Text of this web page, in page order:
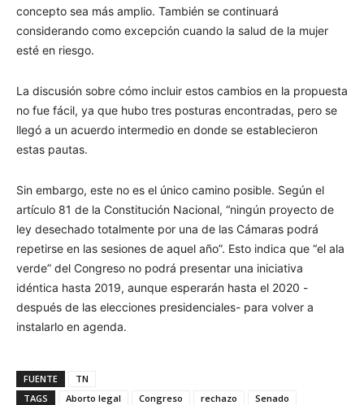
concepto sea más amplio. También se continuará
considerando como excepción cuando la salud de la mujer
esté en riesgo.
La discusión sobre cómo incluir estos cambios en la propuesta
no fue fácil, ya que hubo tres posturas encontradas, pero se
llegó a un acuerdo intermedio en donde se establecieron
estas pautas.
Sin embargo, este no es el único camino posible. Según el
artículo 81 de la Constitución Nacional, “ningún proyecto de
ley desechado totalmente por una de las Cámaras podrá
repetirse en las sesiones de aquel año”. Esto indica que “el ala
verde” del Congreso no podrá presentar una iniciativa
idéntica hasta 2019, aunque esperarán hasta el 2020 -
después de las elecciones presidenciales- para volver a
instalarlo en agenda.
FUENTE
TN
TAGS
Aborto legal Congreso rechazo Senado